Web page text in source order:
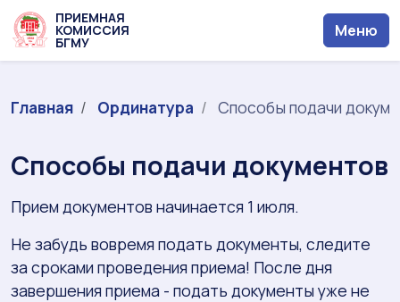
ПРИЕМНАЯ
КОМИССИЯ
БГМУ
Меню
Главная Ординатура Способы подачи
Способы подачи документов
Прием документов начинается 1 июля.
Не забудь вовремя подать документы, следите
за сроками проведения приема! После дня
завершения приема - подать документы уже не